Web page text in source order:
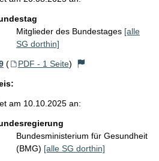
Mitglieder des Bundestages [alle
SG dorthin]
( PDF - 1 Seite)
am 10.10.2025 an:
Bundesministerium für Gesundheit
(BMG) [alle SG dorthin]